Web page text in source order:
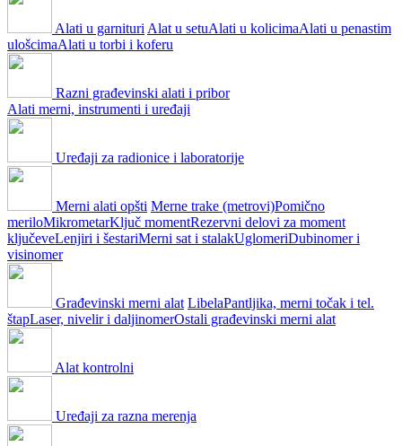
Alati u garnituri Alat u setuAlati u kolicimaAlati u penastim
ulošcimaAlati u torbi i koferu
Razni građevinski alati i pribor
Alati merni, instrumenti i uređaji
Uređaji za radionice i laboratorije
Merni alati opšti Merne trake (metrovi)Pomično
meriloMikrometarKljuč momentRezervni delovi za moment
ključeveLenjiri i šestariMerni sat i stalakUglomeriDubinomer i
visinomer
Građevinski merni alat LibelaPantljika, merni točak i tel.
štapLaser, nivelir i daljinomerOstali građevinski merni alat
Alat kontrolni
Uređaji za razna merenja